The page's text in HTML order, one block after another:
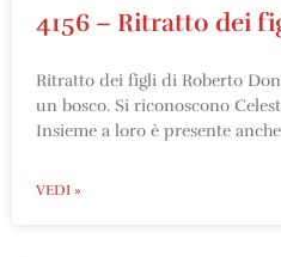
4156 – Ritratto dei
Ritratto dei figli di Roberto
un bosco. Si riconoscono
Insieme a loro è presente
VEDI »